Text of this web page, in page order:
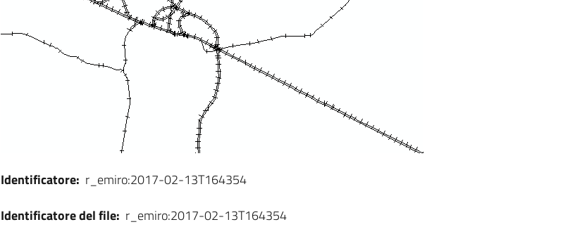
Identificatore: r_emiro:2017-02-13T164354
Identificatore del file: r_emiro:2017-02-13T164354